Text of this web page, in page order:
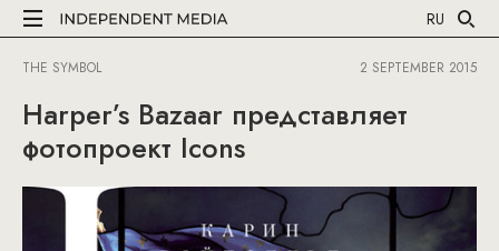
RU
THE SYMBOL 2 SEPTEMBER 2015
Harper’s Bazaar представляет
фотопроект Icons